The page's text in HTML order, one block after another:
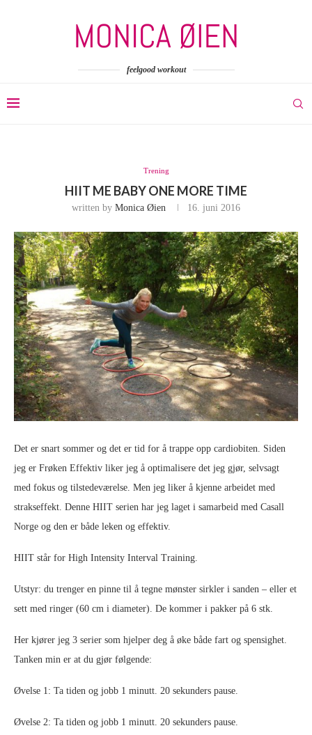
feelgood workout
Trening
HIIT ME BABY ONE MORE TIME
written by Monica Øien 16. juni 2016
Det er snart sommer og det er tid for å trappe opp cardiobiten. Siden
jeg er Frøken Effektiv liker jeg å optimalisere det jeg gjør, selvsagt
med fokus og tilstedeværelse. Men jeg liker å kjenne arbeidet med
strakseffekt. Denne HIIT serien har jeg laget i samarbeid med Casall
Norge og den er både leken og effektiv.
HIIT står for High Intensity Interval Training.
Utstyr: du trenger en pinne til å tegne mønster sirkler i sanden – eller et
sett med ringer (60 cm i diameter). De kommer i pakker på 6 stk.
Her kjører jeg 3 serier som hjelper deg å øke både fart og spensighet.
Tanken min er at du gjør følgende:
Øvelse 1: Ta tiden og jobb 1 minutt. 20 sekunders pause.
Øvelse 2: Ta tiden og jobb 1 minutt. 20 sekunders pause.